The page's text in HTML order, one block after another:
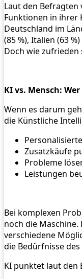
Laut den Befragten
Funktionen in ihrer
Deutschland im
(85 %), Italien (63
Doch wie zufrieden
KI vs. Mensch:
Wenn es darum
die Künstliche
Zusatzkäufe
Probleme
Leistungen
Bei komplexen
noch die Maschine.
verschiedene
die Bedürfnisse
KI punktet laut den